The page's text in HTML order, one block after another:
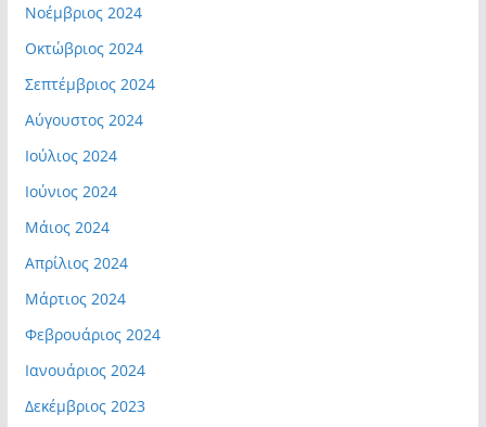
Νοέμβριος 2024
Οκτώβριος 2024
Σεπτέμβριος 2024
Αύγουστος 2024
Ιούλιος 2024
Ιούνιος 2024
Μάιος 2024
Απρίλιος 2024
Μάρτιος 2024
Φεβρουάριος 2024
Ιανουάριος 2024
Δεκέμβριος 2023